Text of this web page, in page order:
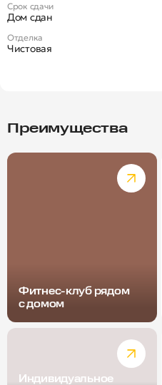
Срок сдачи
Дом сдан
Отделка
Чистовая
Преимущества
Фитнес-клуб рядом
с домом
Индивидуальное